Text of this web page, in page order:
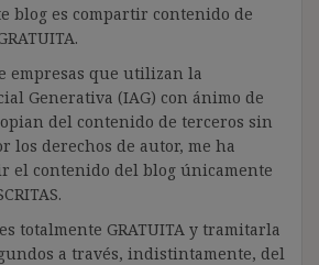
blog es compartir contenido de
empresas que utilizan la
Generativa (IAG) con ánimo de
del contenido de terceros sin
los derechos de autor, me ha
el contenido del blog únicamente
totalmente GRATUITA y tramitarla
a través, indistintamente, del